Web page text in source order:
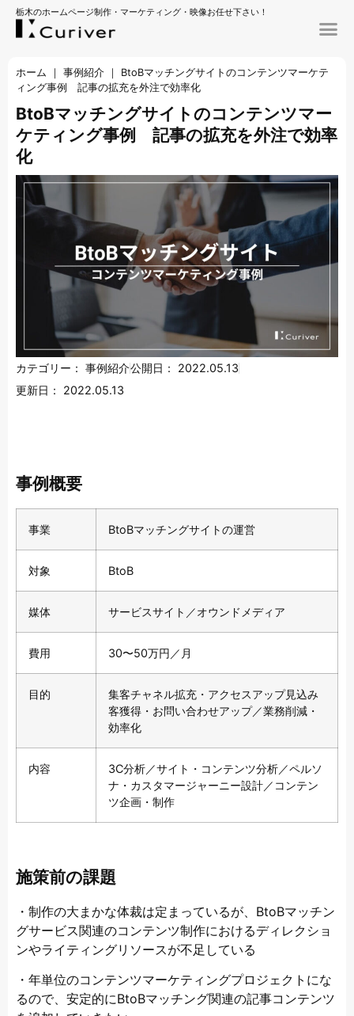
栃木のホームページ制作・マーケティング・映像お任せ下さい！
ホーム ｜ 事例紹介 ｜
BtoBマッチングサイトのコンテンツマーケテ
ィング事例 記事の拡充を外注で効率化
BtoBマッチングサイトのコンテンツマー
ケティング事例 記事の拡充を外注で効率
化
カテゴリー： 事例紹介公開日：
2022.05.13
更新日：
2022.05.13
事例概要
事業 BtoBマッチングサイトの運営
対象 BtoB
媒体 サービスサイト／オウンドメディア
費用 30〜50万円／月
目的
集客チャネル拡充・アクセスアップ見込み
客獲得・お問い合わせアップ／業務削減・
効率化
内容
3C分析／サイト・コンテンツ分析／ペルソ
ナ・カスタマージャーニー設計／コンテン
ツ企画・制作
施策前の課題
・制作の大まかな体裁は定まっているが、BtoBマッチン
グサービス関連のコンテンツ制作におけるディレクショ
ンやライティングリソースが不足している
・年単位のコンテンツマーケティングプロジェクトにな
るので、安定的にBtoBマッチング関連の記事コンテンツ